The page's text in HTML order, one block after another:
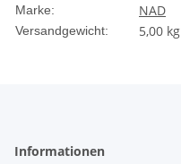
Marke: NAD
Versandgewicht: 5,00 kg
Informationen